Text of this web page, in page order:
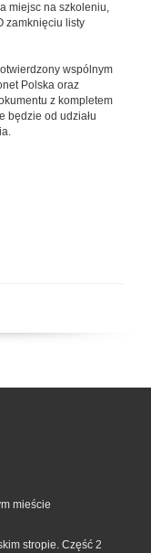
miejsc na szkoleniu,
zamknięciu listy
wspólnym
Polska oraz
z kompletem
będzie od udziału
mieście
stropie. Część 2